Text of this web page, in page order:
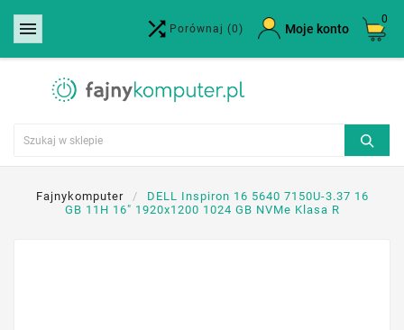
  Porównaj (0) Moje konto
0
Fajnykomputer
DELL Inspiron 16 5640 7150U-3.37 16
GB 11H 16" 1920x1200 1024 GB NVMe Klasa R
Utwórz listę życzeń ×
Nazwa listy życzeń
Anuluj Utwórz listę życzeń